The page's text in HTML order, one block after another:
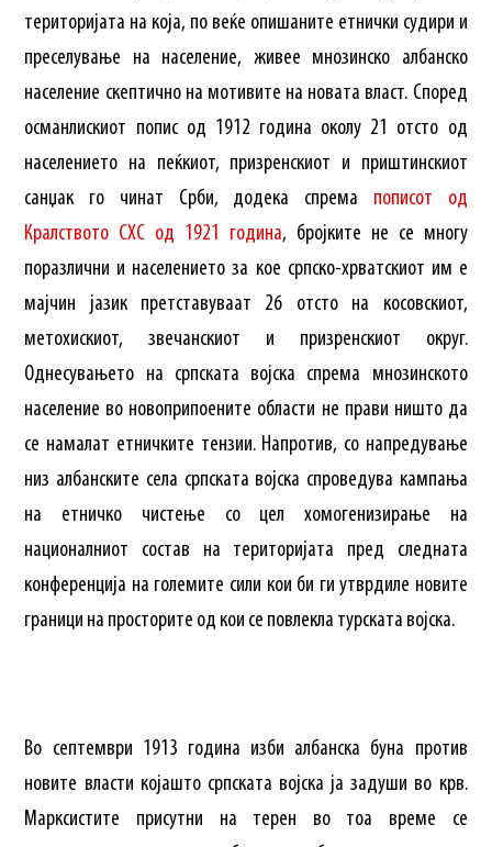
територијата на која, по веќе опишаните етнички судири и
преселување на население, живее мнозинско албанско
население скептично на мотивите на новата власт. Според
османлискиот попис од 1912 година околу 21 отсто од
населението на пеќкиот, призренскиот и приштинскиот
санџак го чинат Срби, додека спрема пописот од
Кралството СХС од 1921 година, бројките не се многу
поразлични и населението за кое српско-хрватскиот им е
мајчин јазик претставуваат 26 отсто на косовскиот,
метохискиот, звечанскиот и призренскиот округ.
Однесувањето на српската војска спрема мнозинското
население во новоприпоените области не прави ништо да
се намалат етничките тензии. Напротив, со напредување
низ албанските села српската војска спроведува кампања
на етничко чистење со цел хомогенизирање на
националниот состав на територијата пред следната
конференција на големите сили кои би ги утврдиле новите
граници на просторите од кои се повлекла турската војска.
Во септември 1913 година изби албанска буна против
новите власти којашто српската војска ја задуши во крв.
Марксистите присутни на терен во тоа време се